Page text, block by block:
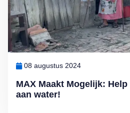
MAX Maakt Mogelijk:
aan water!
08 augustus 2024